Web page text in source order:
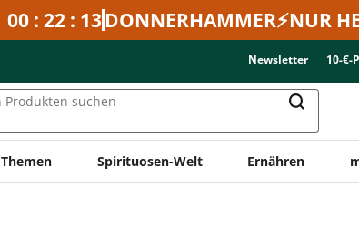
00 : 22 : 13DONNERHAMMER⚡NUR
Newsletter 10-€-
Produkten suchen
Themen Spirituosen-Welt Ernähren